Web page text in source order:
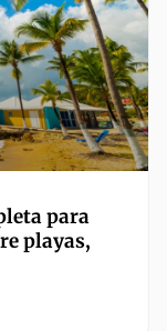
para
playas,